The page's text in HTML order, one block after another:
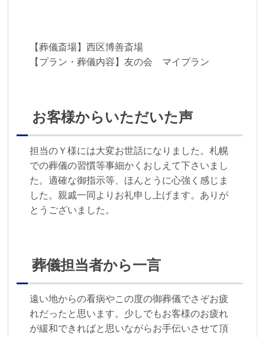
【葬儀斎場】西区博善斎場
【プラン・葬儀内容】友の会 マイプラン
お客様からいただいた声
担当のＹ様には大変お世話になりました。札幌
での葬儀の習慣等事細かくおしえて下さいまし
た。適確な御指示等、ほんとうに心強く感じま
した。親戚一同よりお礼申し上げます。ありが
とうございました。
葬儀担当者から一言
遠い地からの看病やこの度の御葬儀でさぞお疲
れだったと思います。少しでもお客様のお疲れ
が緩和できればと思いながらお手伝いさせて頂